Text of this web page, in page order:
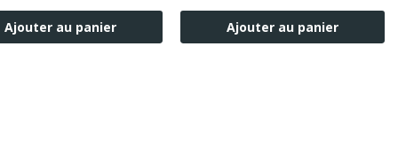
Ajouter au panier Ajouter au panier